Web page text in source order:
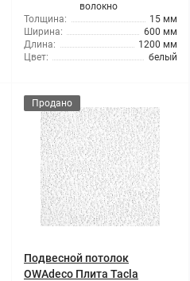
волокно
Толщина:
15 мм
Ширина:
600 мм
Длина:
1200 мм
Цвет:
белый
Продано
Подвесной потолок
OWAdeco Плита Tacla